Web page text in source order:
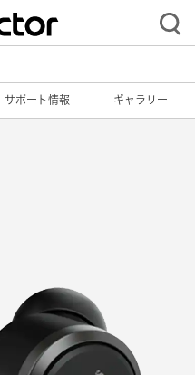
サポート情報 ギャラリー